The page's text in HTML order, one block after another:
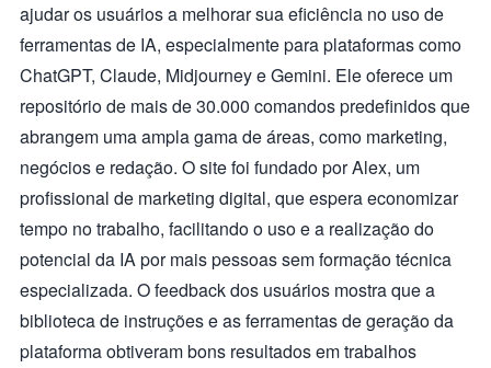
ajudar os usuários a melhorar sua eficiência no uso de
ferramentas de IA, especialmente para plataformas como
ChatGPT, Claude, Midjourney e Gemini. Ele oferece um
repositório de mais de 30.000 comandos predefinidos que
abrangem uma ampla gama de áreas, como marketing,
negócios e redação. O site foi fundado por Alex, um
profissional de marketing digital, que espera economizar
tempo no trabalho, facilitando o uso e a realização do
potencial da IA por mais pessoas sem formação técnica
especializada. O feedback dos usuários mostra que a
biblioteca de instruções e as ferramentas de geração da
plataforma obtiveram bons resultados em trabalhos